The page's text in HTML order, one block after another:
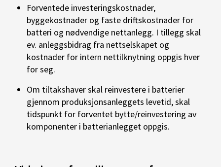
Forventede investeringskostnader,
byggekostnader og faste driftskostnader for
batteri og nødvendige nettanlegg. I tillegg skal
ev. anleggsbidrag fra nettselskapet og
kostnader for intern nettilknytning oppgis hver
for seg.
Om tiltakshaver skal reinvestere i batterier
gjennom produksjonsanleggets levetid, skal
tidspunkt for forventet bytte/reinvestering av
komponenter i batterianlegget oppgis.